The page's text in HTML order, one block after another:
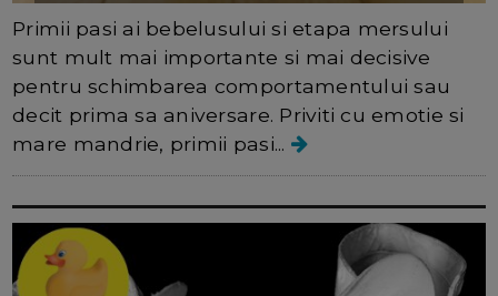
Primii pasi ai bebelusului si etapa mersului
sunt mult mai importante si mai decisive
pentru schimbarea comportamentului sau
decit prima sa aniversare. Priviti cu emotie si
mare mandrie, primii pasi...